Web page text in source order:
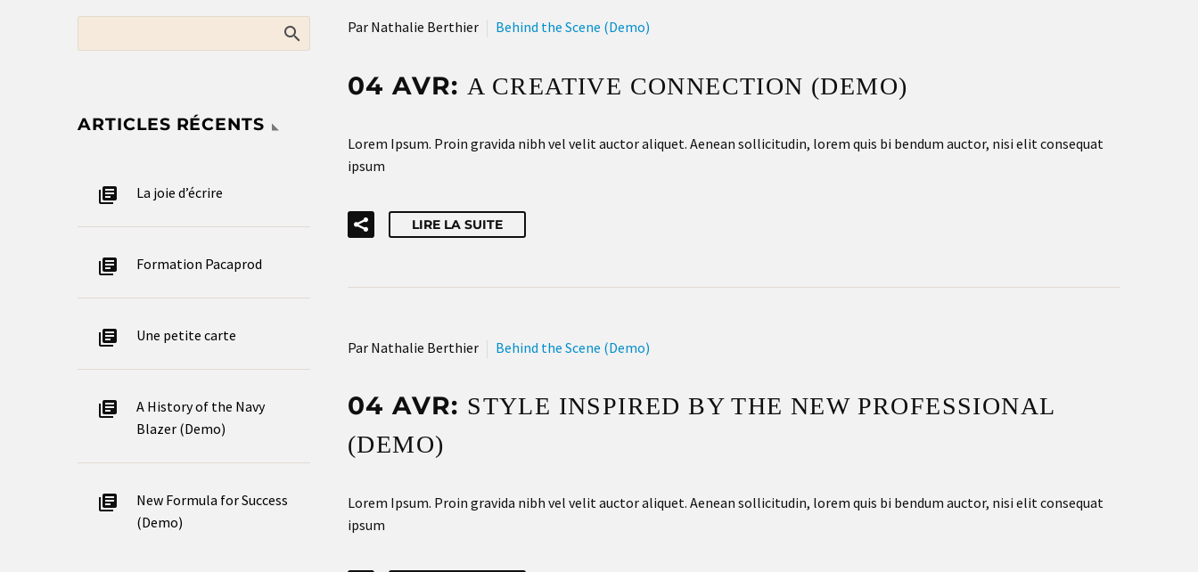
Par Nathalie Berthier Behind the Scene (Demo)
04 AVR: A CREATIVE CONNECTION (DEMO)
Lorem Ipsum. Proin gravida nibh vel velit auctor aliquet. Aenean sollicitudin, lorem quis bi bendum auctor, nisi elit consequat
ipsum
LIRE LA SUITE
Par Nathalie Berthier Behind the Scene (Demo)
04 AVR: STYLE INSPIRED BY THE NEW PROFESSIONAL
(DEMO)
Lorem Ipsum. Proin gravida nibh vel velit auctor aliquet. Aenean sollicitudin, lorem quis bi bendum auctor, nisi elit consequat
ipsum
ARTICLES RÉCENTS
La joie d’écrire
Formation Pacaprod
Une petite carte
A History of the Navy
Blazer (Demo)
New Formula for Success
(Demo)